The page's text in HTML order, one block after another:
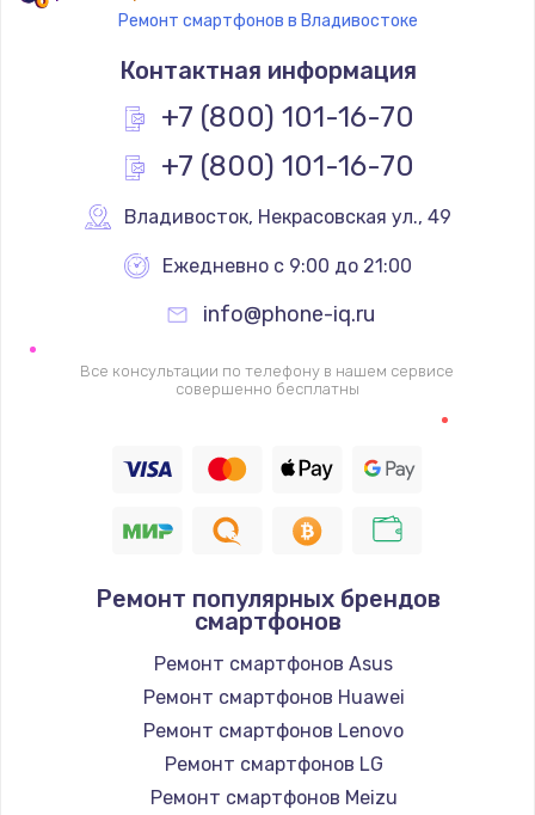
1800 руб.
Замена тачпада
1660 руб.
Заказать
Замена контроллера питания
Заказать
Настройка Wi-Fi
Заказать
Ремонт петель крышки
Заказать
Замена вебкамеры
1740 руб.
Заказать
Установка драйверов
Ремонт смартфонов в Владивостоке
Контактная информация
+7 (800) 101-16-70
+7 (800) 101-16-70
Владивосток, Некрасовская ул., 49
Ежедневно с 9:00 до 21:00
info@phone-iq.ru
Все консультации по телефону в нашем сервисе
совершенно бесплатны
Ремонт популярных брендов
смартфонов
Ремонт смартфонов Asus
Ремонт смартфонов Huawei
Ремонт смартфонов Lenovo
Ремонт смартфонов LG
Ремонт смартфонов Meizu